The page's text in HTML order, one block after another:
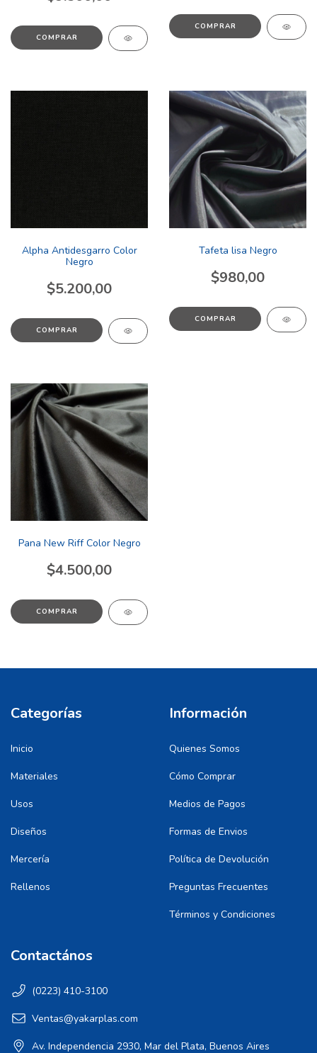
COMPRAR
COMPRAR
Alpha Antidesgarro Color
Negro
$5.200,00
COMPRAR
Tafeta lisa Negro
$980,00
COMPRAR
Pana New Riff Color Negro
$4.500,00
COMPRAR
Categorías
Inicio
Materiales
Usos
Diseños
Mercería
Rellenos
Información
Quienes Somos
Cómo Comprar
Medios de Pagos
Formas de Envios
Política de Devolución
Preguntas Frecuentes
Términos y Condiciones
Contactános
(0223) 410-3100
Ventas@yakarplas.com
Av. Independencia 2930, Mar del Plata, Buenos Aires